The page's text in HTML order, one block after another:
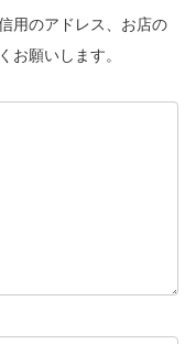
用のアドレス、お店の
お願いします。